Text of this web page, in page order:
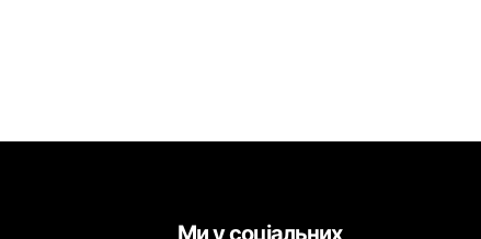
Ми у соціальних